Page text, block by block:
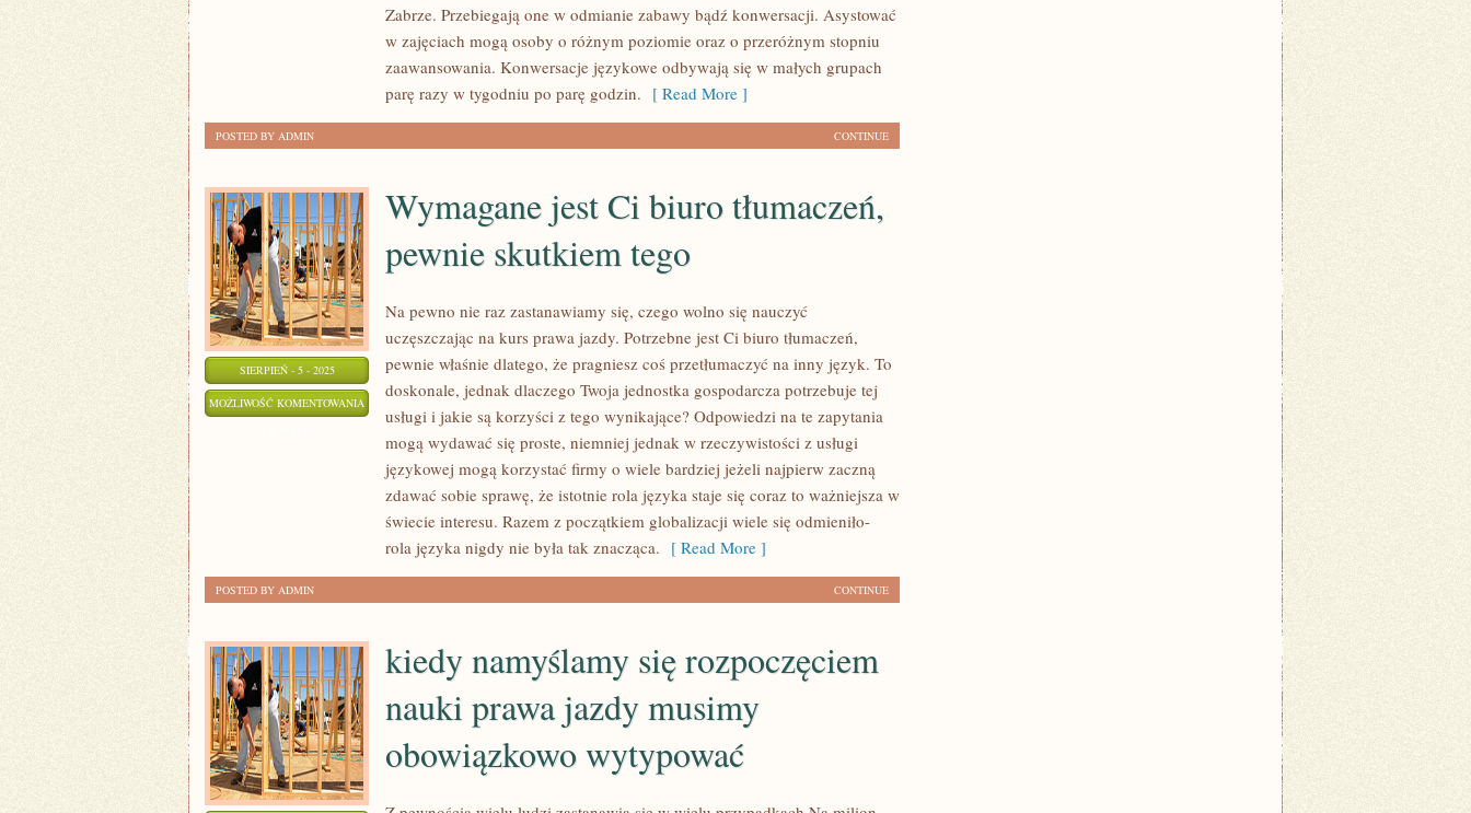
Zabrze. Przebiegają one w odmianie zabawy bądź konwersacji. Asystować
w zajęciach mogą osoby o różnym poziomie oraz o przeróżnym stopniu
zaawansowania. Konwersacje językowe odbywają się w małych grupach
parę razy w tygodniu po parę godzin. [ Read More ]
CONTINUE
POSTED BY ADMIN
SIERPIEŃ - 5 - 2025
MOŻLIWOŚĆ KOMENTOWANIA
BIURO
Wymagane jest Ci biuro tłumaczeń,
pewnie skutkiem tego
Na pewno nie raz zastanawiamy się, czego wolno się nauczyć
uczęszczając na kurs prawa jazdy. Potrzebne jest Ci biuro tłumaczeń,
pewnie właśnie dlatego, że pragniesz coś przetłumaczyć na inny język. To
doskonale, jednak dlaczego Twoja jednostka gospodarcza potrzebuje tej
usługi i jakie są korzyści z tego wynikające? Odpowiedzi na te zapytania
mogą wydawać się proste, niemniej jednak w rzeczywistości z usługi
językowej mogą korzystać firmy o wiele bardziej jeżeli najpierw zaczną
zdawać sobie sprawę, że istotnie rola języka staje się coraz to ważniejsza w
świecie interesu. Razem z początkiem globalizacji wiele się odmieniło-
rola języka nigdy nie była tak znacząca. [ Read More ]
CONTINUE
POSTED BY ADMIN
kiedy namyślamy się rozpoczęciem
nauki prawa jazdy musimy
obowiązkowo wytypować